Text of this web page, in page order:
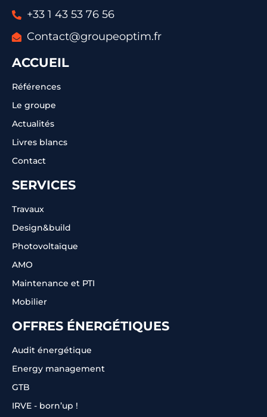
+33 1 43 53 76 56
Contact@groupeoptim.fr
ACCUEIL
Références
Le groupe
Actualités
Livres blancs
Contact
SERVICES
Travaux
Design&build
Photovoltaïque
AMO
Maintenance et PTI
Mobilier
OFFRES ÉNERGÉTIQUES
Audit énergétique
Energy management
GTB
IRVE - born’up !